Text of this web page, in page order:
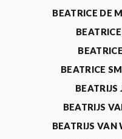
BEATRICE DE
BEATRICE
BEATRIJS
BEATRIJS
BEATRIJS VAN